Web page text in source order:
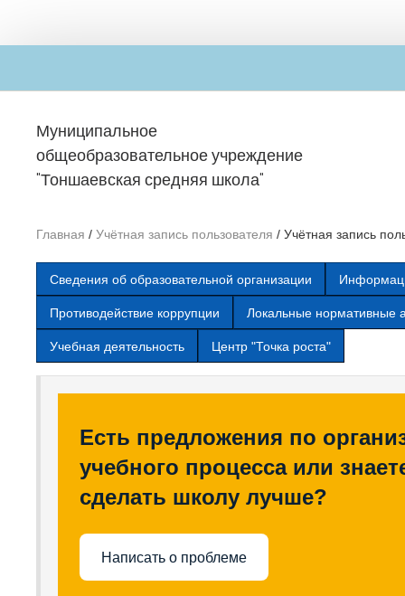
Муниципальное
общеобразовательное учреждение
"Тоншаевская средняя школа"
Главная / Учётная запись пользователя / Учётная запись
Сведения об образовательной организации
Противодействие коррупции Локальные нормативные
Учебная деятельность Центр "Точка роста"
Есть предложения по
учебного процесса или
сделать школу лучше?
Написать о проблеме